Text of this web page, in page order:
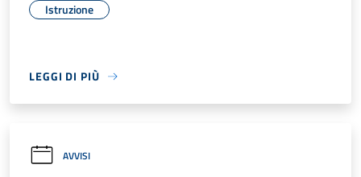
Istruzione
LEGGI DI PIÙ
AVVISI